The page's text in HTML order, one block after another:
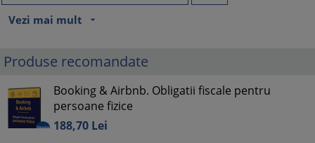
Vezi mai mult
arrow_drop_down
Produse recomandate
Booking & Airbnb. Obligatii fiscale pentru
persoane fizice
188,70 Lei